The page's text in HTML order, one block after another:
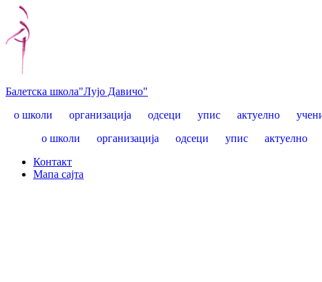
Балетска школа"Лујо Давичо"
о школи
организација одсеци упис актуелно
о школи
организација одсеци упис актуелно
Контакт
Mапа сајта